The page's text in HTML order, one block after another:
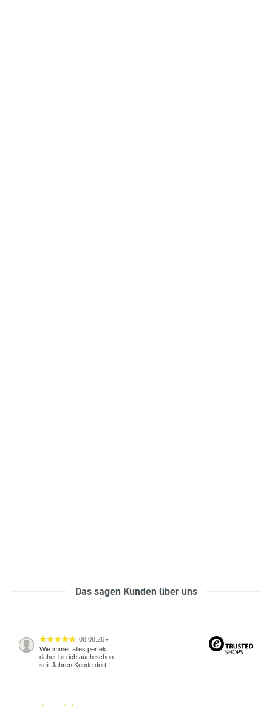
Das sagen Kunden über uns
08.08.26 ▼
Wie immer alles perfekt
daher bin ich auch schon
seit Jahren Kunde dort.